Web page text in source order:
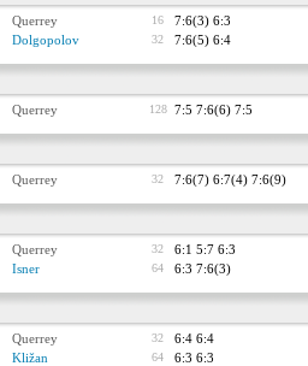
Querrey 16 7:6(3) 6:3
Dolgopolov 32 7:6(5) 6:4
Querrey 128 7:5 7:6(6) 7:5
Querrey 32 7:6(7) 6:7(4) 7:6(9)
Querrey 32 6:1 5:7 6:3
Isner 64 6:3 7:6(3)
Querrey 32 6:4 6:4
Kližan 64 6:3 6:3